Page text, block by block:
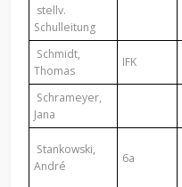
stellv.
Schulleitung
Schmidt,
Thomas
IFK
Schrameyer,
Jana
Stankowski,
André
6a